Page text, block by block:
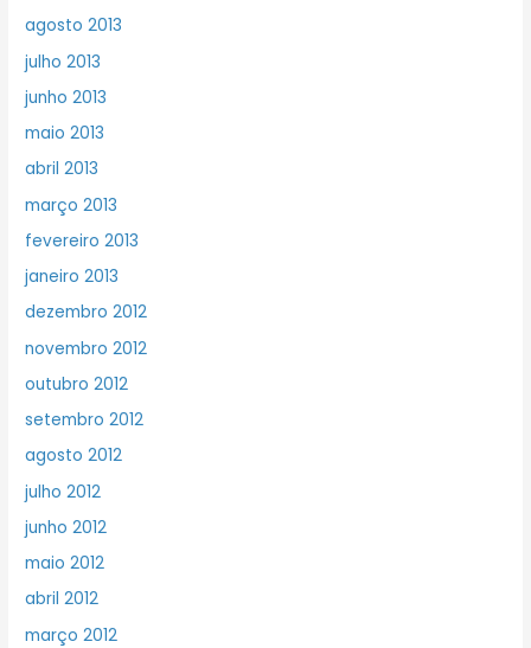
agosto 2013
julho 2013
junho 2013
maio 2013
abril 2013
março 2013
fevereiro 2013
janeiro 2013
dezembro 2012
novembro 2012
outubro 2012
setembro 2012
agosto 2012
julho 2012
junho 2012
maio 2012
abril 2012
março 2012